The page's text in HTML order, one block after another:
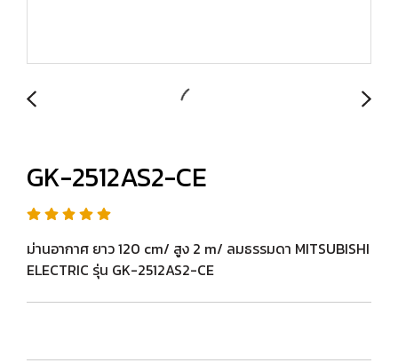
GK-2512AS2-CE
ม่านอากาศ ยาว 120 cm/ สูง 2 m/ ลมธรรมดา MITSUBISHI
ELECTRIC รุ่น GK-2512AS2-CE